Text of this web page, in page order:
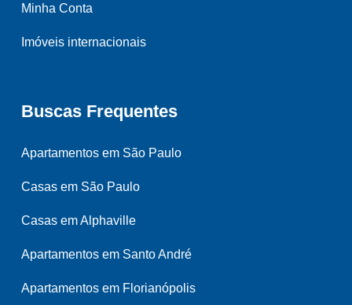
Minha Conta
Imóveis internacionais
Buscas Frequentes
Apartamentos em São Paulo
Casas em São Paulo
Casas em Alphaville
Apartamentos em Santo André
Apartamentos em Florianópolis